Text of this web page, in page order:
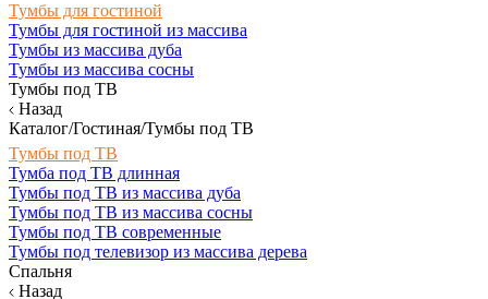
Тумбы для гостиной
Тумбы для гостиной из массива
Тумбы из массива дуба
Тумбы из массива сосны
Тумбы под ТВ
Назад
Каталог/Гостиная/Тумбы под ТВ
Тумбы под ТВ
Тумба под ТВ длинная
Тумбы под ТВ из массива дуба
Тумбы под ТВ из массива сосны
Тумбы под ТВ современные
Тумбы под телевизор из массива дерева
Спальня
Назад